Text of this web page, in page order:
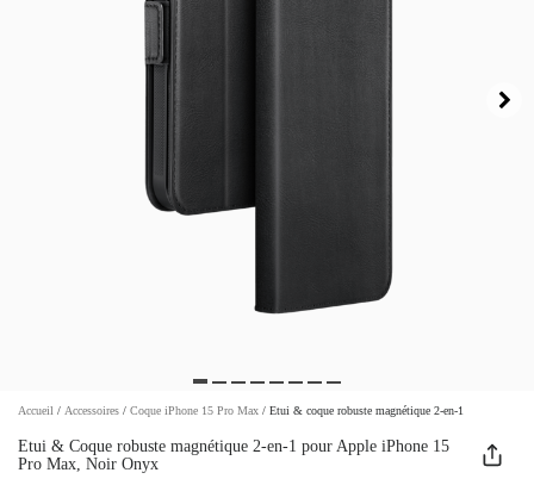
Accueil / Accessoires / Coque iPhone 15 Pro Max / Etui & coque robuste magnétique 2-en-1
Etui & Coque robuste magnétique 2-en-1 pour Apple iPhone 15
Pro Max, Noir Onyx